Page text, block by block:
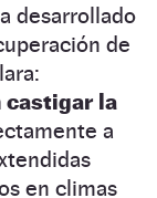
desarrollado
de
castigar la
a
en climas